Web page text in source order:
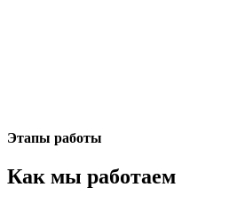
Этапы работы
Как мы работаем